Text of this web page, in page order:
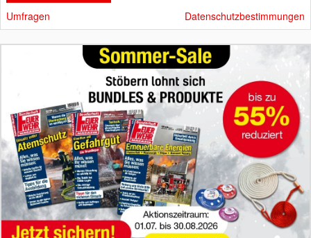
Umfragen Datenschutzbestimmungen